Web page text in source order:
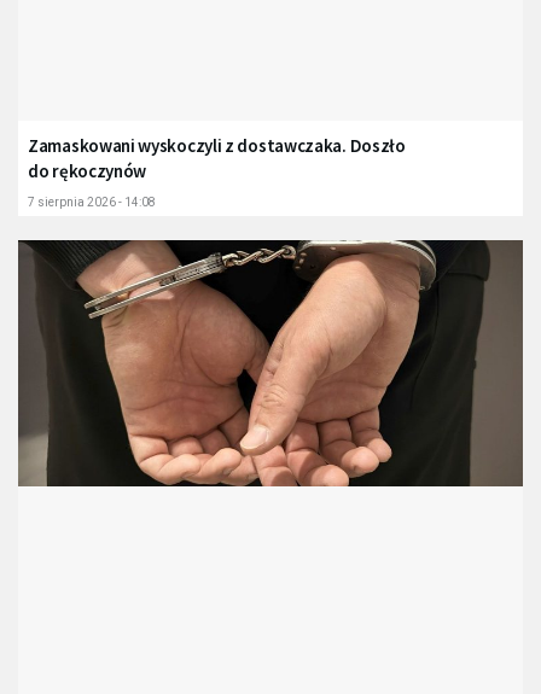
Zamaskowani wyskoczyli z dostawczaka. Doszło
do rękoczynów
7 sierpnia 2026 - 14:08